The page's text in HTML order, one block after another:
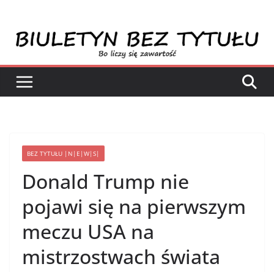
treści
BEZ TYTUŁU |N|E|W|S|
Donald Trump nie
pojawi się na pierwszym
meczu USA na
mistrzostwach świata